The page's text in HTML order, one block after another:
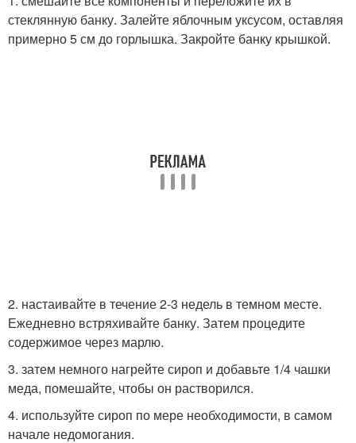
стеклянную банку. Залейте яблочным уксусом, оставляя
примерно 5 см до горлышка. Закройте банку крышкой.
2. настаивайте в течение 2-3 недель в темном месте.
Ежедневно встряхивайте банку. Затем процедите
содержимое через марлю.
3. затем немного нагрейте сироп и добавьте 1/4 чашки
меда, помешайте, чтобы он растворился.
4. используйте сироп по мере необходимости, в самом
начале недомогания.